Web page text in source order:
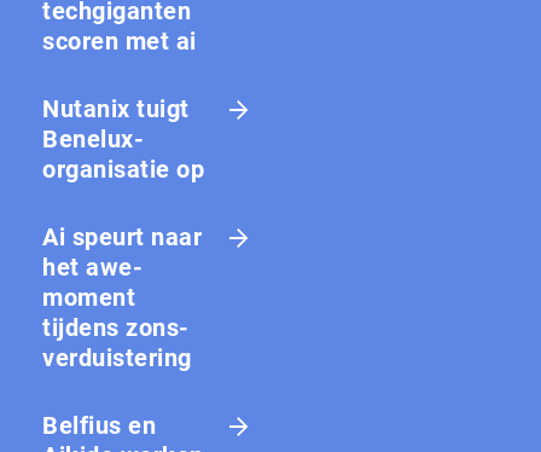
techgiganten
scoren met ai
Nutanix tuigt
Benelux-
organisatie op
Ai speurt naar
het awe-
moment
tijdens zons­
ver­duis­te­ring
Belfius en